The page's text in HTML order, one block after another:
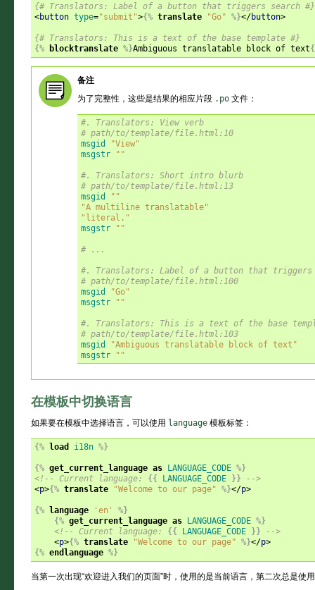
{# Translators: Label of a button that triggers search #}
<button type="submit">{% translate "Go" %}</button>
{# Translators: This is a text of the base template #}
{%
blocktranslate %}Ambiguous translatable block of text
备注
为了完整性，这些是结果的相应片段 .po 文件：
#. Translators: View verb
# path/to/template/file.html:10
msgid
"View"
msgstr
""
#. Translators: Short intro blurb
# path/to/template/file.html:13
msgid
""
"A multiline translatable"
"literal."
msgstr
""
# ...
#. Translators: Label of a button that triggers
# path/to/template/file.html:100
msgid
"Go"
msgstr
""
#. Translators: This is a text of the base
# path/to/template/file.html:103
msgid
"Ambiguous translatable block of text"
msgstr
""
在模板中切换语言
如果要在模板中选择语言，可以使用 language 模板标签：
{% load i18n %}
{% get_current_language as LANGUAGE_CODE %}
<!-- Current language: {{ LANGUAGE_CODE }} -->
<p>{% translate "Welcome to our page" %}</p>
{% language 'en'
%}
{% get_current_language as LANGUAGE_CODE %}
<!-- Current language: {{ LANGUAGE_CODE }} -->
<p>{% translate "Welcome to our page" %}</p>
{% endlanguage %}
当第一次出现“欢迎进入我们的页面”时，使用的是当前语言，第二次总是使